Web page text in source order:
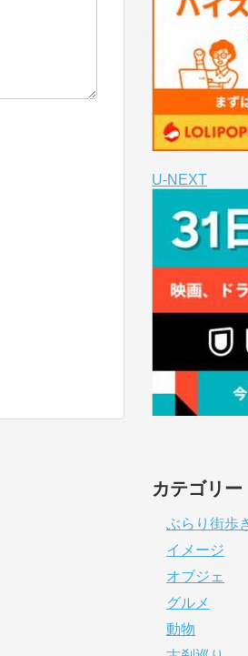
U-NEXT
カテゴリー
ぶらり街歩
イメージ
オブジェ
グルメ
動物